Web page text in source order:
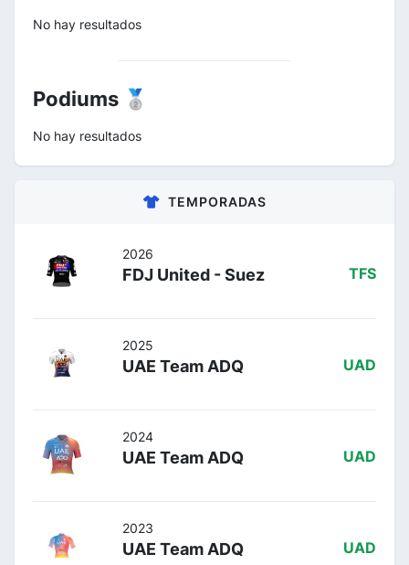
No hay resultados
Podiums 🥈
No hay resultados
TEMPORADAS
2026
FDJ United - Suez TFS
2025
UAE Team ADQ UAD
2024
UAE Team ADQ UAD
2023
UAE Team ADQ UAD